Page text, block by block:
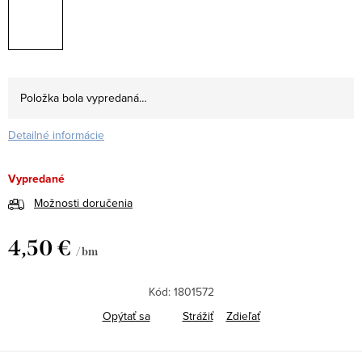
Položka bola vypredaná…
Detailné informácie
Vypredané
Možnosti doručenia
4,50 € / bm
Kód: 1801572
Opýtať sa
Strážiť Zdieľať